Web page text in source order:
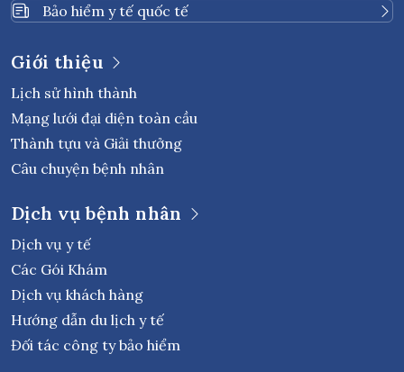
Bảo hiểm y tế quốc tế
Giới thiệu
Lịch sử hình thành
Mạng lưới đại diện toàn cầu
Thành tựu và Giải thưởng
Câu chuyện bệnh nhân
Dịch vụ bệnh nhân
Dịch vụ y tế
Các Gói Khám
Dịch vụ khách hàng
Hướng dẫn du lịch y tế
Đối tác công ty bảo hiểm